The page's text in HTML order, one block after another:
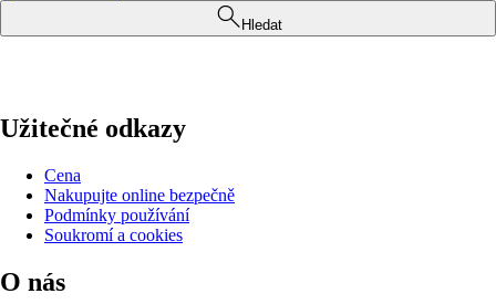
Hledat
Užitečné odkazy
Cena
Nakupujte online bezpečně
Podmínky používání
Soukromí a cookies
O nás